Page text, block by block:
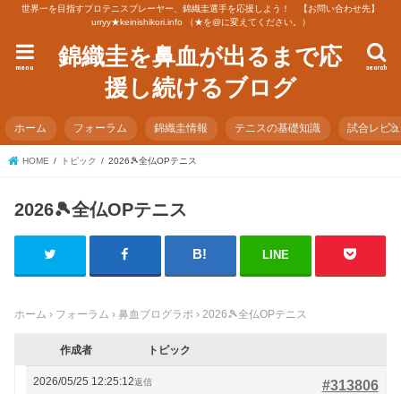
世界一を目指すプロテニスプレーヤー、錦織圭選手を応援しよう！ 【お問い合わせ先】
urryy★keinishikori.info （★を@に変えてください。）
錦織圭を鼻血が出るまで応
援し続けるブログ
search
menu
ホーム フォーラム 錦織圭情報 テニスの基礎知識 試合レビ
HOME トピック 2026🎾全仏OPテニス
2026🎾全仏OPテニス
LINE
ホーム › フォーラム › 鼻血ブログラボ › 2026🎾全仏OPテニス
作成者 トピック
2026/05/25 12:25:12 #313806
返信